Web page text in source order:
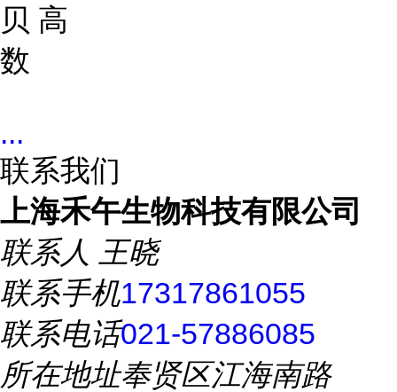
贝
数
高
...
联系我们
上海禾午生物科技有限公司
联系人 王晓
联系手机17317861055
联系电话021-57886085
所在地址奉贤区江海南路